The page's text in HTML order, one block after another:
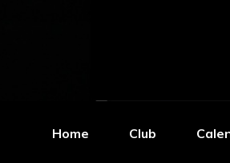
Home Club